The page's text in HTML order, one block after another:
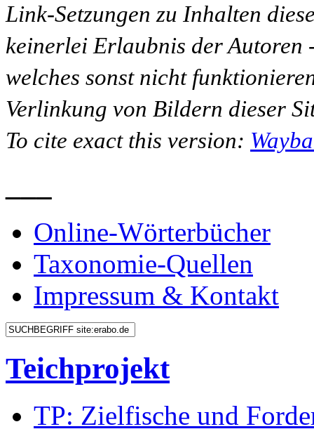
Link-Setzungen zu Inhalten
keinerlei Erlaubnis der Autoren
welches sonst nicht
Verlinkung von Bildern dieser
To cite exact this version:
Online-Wörterbücher
Taxonomie-Quellen
Impressum & Kontakt
Teichprojekt
TP: Zielfische und